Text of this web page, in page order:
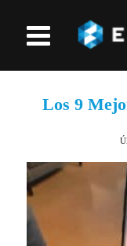
Los 9